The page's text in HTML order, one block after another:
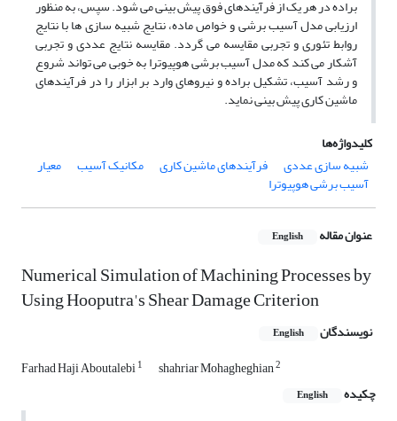
براده در هر یک از فرآیندهای فوق پیش بینی می شود. سپس، به منظور
ارزیابی مدل آسیب برشی و خواص ماده، نتایج شبیه سازی ها با نتایج
روابط تئوری و تجربی مقایسه می گردد. مقایسه نتایج عددی و تجربی
آشکار می کند که مدل آسیب برشی هوپیوترا به خوبی می تواند شروع
و رشد آسیب، تشکیل براده و نیروهای وارد بر ابزار را در فرآیندهای
ماشین کاری پیش بینی نماید.
کلیدواژه‌ها
شبیه سازی عددی
فرآیندهای ماشین کاری مکانیک آسیب معیار
آسیب برشی هوپیوترا
عنوان مقاله English
Numerical Simulation of Machining Processes by
Using Hooputra's Shear Damage Criterion
نویسندگان English
Farhad Haji Aboutalebi1 shahriar Mohagheghian2
چکیده English